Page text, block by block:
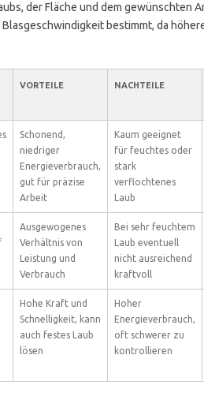
der Fläche und dem gewünschten
bestimmt, da
VORTEILE NACHTEILE
Schonend,
niedriger
Energieverbrauch,
gut für präzise
Arbeit
Kaum geeignet
für feuchtes oder
stark
verflochtenes
Laub
Ausgewogenes
Verhältnis von
Leistung und
Verbrauch
Bei sehr feuchtem
Laub eventuell
nicht ausreichend
kraftvoll
Hohe Kraft und
Schnelligkeit, kann
auch festes Laub
lösen
Hoher
Energieverbrauch,
oft schwerer zu
kontrollieren